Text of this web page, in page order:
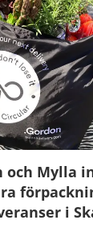
och Mylla
i